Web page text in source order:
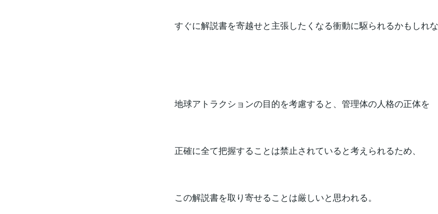
すぐに解説書を寄越せと主張したくなる衝動に駆られるかもしれ
地球アトラクションの目的を考慮すると、管理体の人格の正体を
正確に全て把握することは禁止されていると考えられるため、
この解説書を取り寄せることは厳しいと思われる。